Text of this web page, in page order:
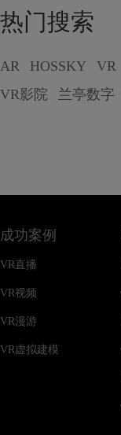
热门搜索
AR HOSSKY VR
VR影院
兰亭数字
成功案例
VR直播
VR视频
VR漫游
VR虚拟建模